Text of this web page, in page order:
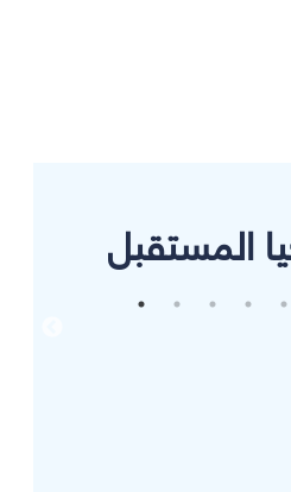
المستقبل